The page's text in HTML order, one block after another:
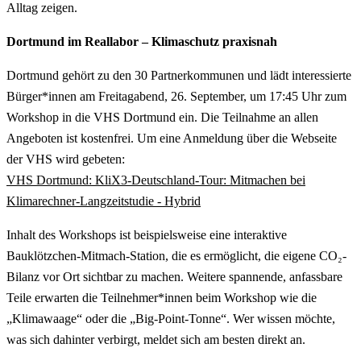
Alltag zeigen.
Dortmund im Reallabor – Klimaschutz praxisnah
Dortmund gehört zu den 30 Partnerkommunen und lädt interessierte
Bürger*innen am Freitagabend, 26. September, um 17:45 Uhr zum
Workshop in die VHS Dortmund ein. Die Teilnahme an allen
Angeboten ist kostenfrei. Um eine Anmeldung über die Webseite
der VHS wird gebeten:
VHS Dortmund: KliX3-Deutschland-Tour: Mitmachen bei
Klimarechner-Langzeitstudie - Hybrid
Inhalt des Workshops ist beispielsweise eine interaktive
Bauklötzchen-Mitmach-Station, die es ermöglicht, die eigene CO₂-
Bilanz vor Ort sichtbar zu machen. Weitere spannende, anfassbare
Teile erwarten die Teilnehmer*innen beim Workshop wie die
„Klimawaage“ oder die „Big-Point-Tonne“. Wer wissen möchte,
was sich dahinter verbirgt, meldet sich am besten direkt an.